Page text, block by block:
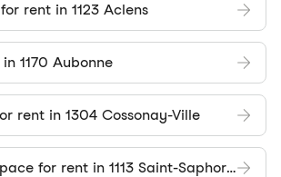
rent in 1123 Aclens
1170 Aubonne
rent in 1304 Cossonay-Ville
Commercial Space for rent in 1113 Saint-Saphorin-sur-Morges